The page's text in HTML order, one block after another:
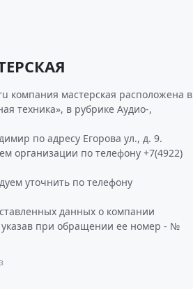
компания мастерская расположена в
техника», в рубрике Аудио-,
по адресу Егорова ул., д. 9.
организации по телефону +7(4922)
уточнить по телефону
данных о компании
при обращении ее номер - №